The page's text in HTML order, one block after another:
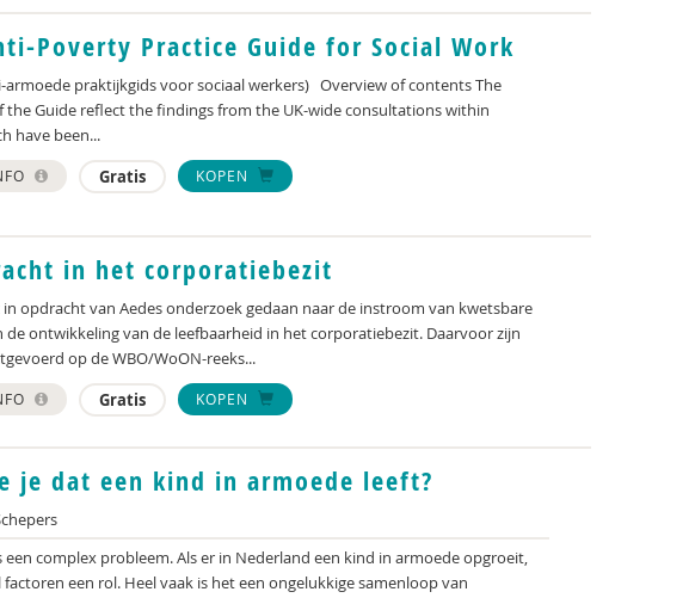
Poverty Practice Guide for Social Work
armoede praktijkgids voor sociaal werkers) Overview of contents The
the Guide reflect the findings from the UK-wide consultations within
have been...
Gratis KOPEN
in het corporatiebezit
in opdracht van Aedes onderzoek gedaan naar de instroom van kwetsbare
de ontwikkeling van de leefbaarheid in het corporatiebezit. Daarvoor zijn
op de WBO/WoON-reeks...
Gratis KOPEN
je dat een kind in armoede leeft?
een complex probleem. Als er in Nederland een kind in armoede opgroeit,
factoren een rol. Heel vaak is het een ongelukkige samenloop van